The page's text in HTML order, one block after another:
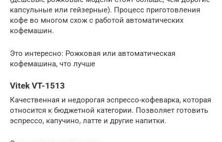
капсульные или гейзерные). Процесс приготовления
кофе во многом схож с работой автоматических
кофемашин.
Это интересно: Рожковая или автоматическая
кофемашина, что лучше
Vitek VT-1513
Качественная и недорогая эспрессо-кофеварка, которая
относится к бюджетной категории. Позволяет готовить
эспрессо, капучино, латте и другие напитки.